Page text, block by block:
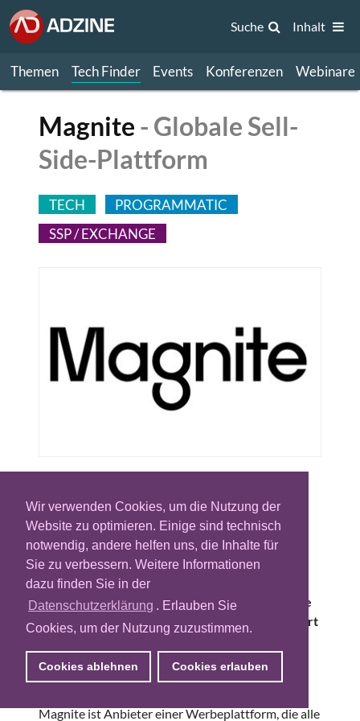
Wir verwenden Cookies, um die Nutzung der
Website zu optimieren. Einige sind technisch
notwendig, andere helfen uns, die Inhalte für
Sie zu verbessern. Weitere Informationen
dazu finden Sie in der
Datenschutzerklärung . Erlauben Sie
Cookies, um der Nutzung zuzustimmen.
Cookies ablehnen Cookies erlauben
Themen Tech Finder Events Konferenzen Webinare
Suche Inhalt
Magnite - Globale Sell-
Side-Plattform
TECH
PROGRAMMATIC
SSP / EXCHANGE
Entwicklung von Werbetechnologie für den
automatisierten und programmatischen Handel
von digitalen Werbeflächen spezialisiert.
Magnite stellt Werbeflächenanbietern
technische Infrastruktur, eine Sell-Side-
Plattform (SSP), zur Verfügung, über die sie ihre
Werbeleistung auf der ganzen Welt datenbasiert
Produktangebot
Magnite ist Anbieter einer Werbeplattform, die alle